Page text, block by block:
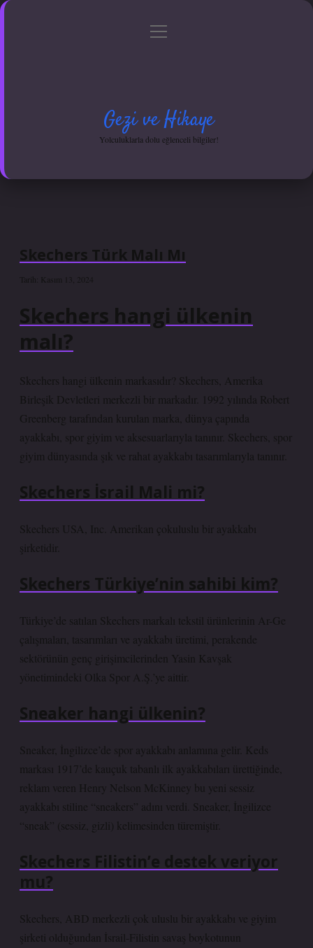
Gizlilik Politikası
menüyü
Gezi ve Hikaye
Yolculuklarla dolu eğlenceli bilgiler!
Skechers Türk Malı Mı
Tarih: Kasım 13, 2024
Skechers hangi ülkenin
malı?
Skechers hangi ülkenin markasıdır? Skechers, Amerika
Birleşik Devletleri merkezli bir markadır. 1992 yılında Robert
Greenberg tarafından kurulan marka, dünya çapında
ayakkabı, spor giyim ve aksesuarlarıyla tanınır. Skechers, spor
giyim dünyasında şık ve rahat ayakkabı tasarımlarıyla tanınır.
Skechers İsrail Mali mi?
Skechers USA, Inc. Amerikan çokuluslu bir ayakkabı
şirketidir.
Skechers Türkiye’nin sahibi kim?
Türkiye’de satılan Skechers markalı tekstil ürünlerinin Ar-Ge
çalışmaları, tasarımları ve ayakkabı üretimi, perakende
sektörünün genç girişimcilerinden Yasin Kavşak
yönetimindeki Olka Spor A.Ş.’ye aittir.
Sneaker hangi ülkenin?
Sneaker, İngilizce’de spor ayakkabı anlamına gelir. Keds
markası 1917’de kauçuk tabanlı ilk ayakkabıları ürettiğinde,
reklam veren Henry Nelson McKinney bu yeni sessiz
ayakkabı stiline “sneakers” adını verdi. Sneaker, İngilizce
“sneak” (sessiz, gizli) kelimesinden türemiştir.
Skechers Filistin’e destek veriyor
mu?
Skechers, ABD merkezli çok uluslu bir ayakkabı ve giyim
şirketi olduğundan İsrail-Filistin savaş boykotunun